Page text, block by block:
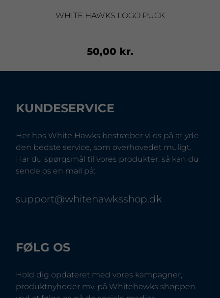
WHITE HAWKS LOGO PUCK
50,00 kr.
KUNDESERVICE
Her hos White Hawks bestræber vi os på at yde
den bedste service, som overhovedet muligt.
Har du spørgsmål til vores produkter, så kan du
sende os en mail på:
support@whitehawksshop.dk
FØLG OS
Hold dig opdateret med vores kampagner,
produktnyheder mv. på Whitehawks shoppen